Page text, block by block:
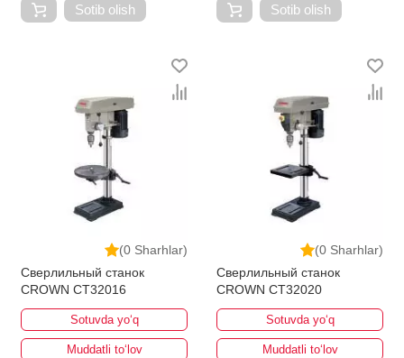
Sotib olish Sotib olish
(0 Sharhlar)
Сверлильный станок
CROWN CT32016
Sotuvda yo‘q
Muddatli to‘lov
(0 Sharhlar)
Сверлильный станок
CROWN CT32020
Sotuvda yo‘q
Muddatli to‘lov